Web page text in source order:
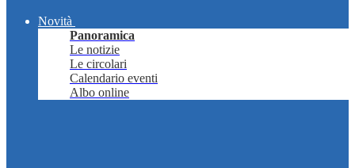
Novità
Panoramica
Le notizie
Le circolari
Calendario eventi
Albo online